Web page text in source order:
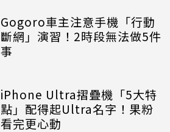
Gogoro車主注意手機「行動
斷網」演習！2時段無法做5件
事
iPhone Ultra摺疊機「5大特
點」配得起Ultra名字！果粉
看完更心動